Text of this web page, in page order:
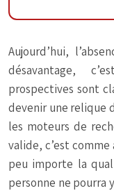
Aujourd’hui,
désavantage,
prospectives sont
devenir une relique
les moteurs de
valide, c’est comme
peu importe la
personne ne pourra